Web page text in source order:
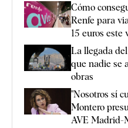
Cómo
Renfe para
15 euros este
La llegada
que nadie se
obras
"Nosotros sí
Montero
AVE Madrid-